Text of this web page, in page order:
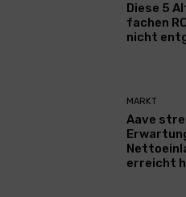
Diese 5
fachen
nicht
MARKT
Aave
erreicht